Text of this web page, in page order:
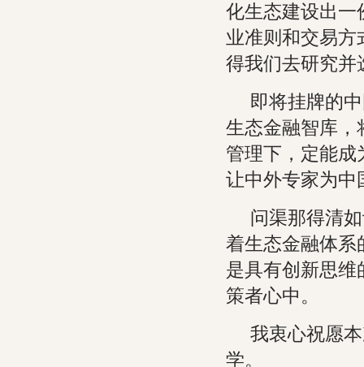
化生态建设出一
业准则和交易方
得我们去研究并
即将挂牌的
生态金融智库，
管理下，定能成
让中外专家为中
问渠那得清
着生态金融体系
是具有创新思维
策者心中。
我衷心祝愿
学。